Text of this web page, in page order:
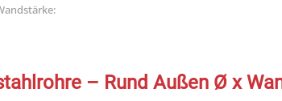
– Rund Außen Ø x